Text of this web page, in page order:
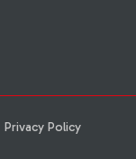
Privacy Policy